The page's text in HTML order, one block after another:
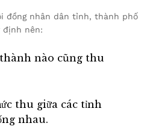
đồng nhân dân tỉnh, thành phố
nên:
nào cũng thu
thu giữa các tỉnh
nhau.